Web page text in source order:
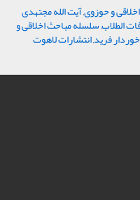
و حوزوی,آیت الله مجتهدی
الطلاب,سلسله مباحث اخلاقی و
فرید,انتشارات لاهوت